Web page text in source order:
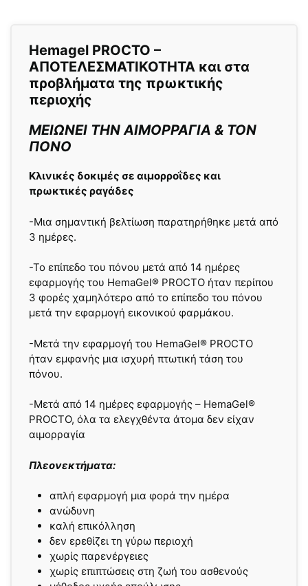
Hemagel PROCTO –
ΑΠΟΤΕΛΕΣΜΑΤΙΚΟΤΗΤΑ και στα
προβλήματα της πρωκτικής
περιοχής
ΜΕΙΩΝΕΙ ΤΗΝ ΑΙΜΟΡΡΑΓΙΑ & ΤΟΝ
ΠΟΝΟ
Κλινικές δοκιμές σε αιμορροΐδες και
πρωκτικές ραγάδες
-Μια σημαντική βελτίωση παρατηρήθηκε μετά από
3 ημέρες.
-Το επίπεδο του πόνου μετά από 14 ημέρες
εφαρμογής του HemaGel® PROCTO ήταν περίπου
3 φορές χαμηλότερο από το επίπεδο του πόνου
μετά την εφαρμογή εικονικού φαρμάκου.
-Μετά την εφαρμογή του HemaGel® PROCTO
ήταν εμφανής μια ισχυρή πτωτική τάση του
πόνου.
-Μετά από 14 ημέρες εφαρμογής – HemaGel®
PROCTO, όλα τα ελεγχθέντα άτομα δεν είχαν
αιμορραγία
Πλεονεκτήματα:
απλή εφαρμογή μια φορά την ημέρα
ανώδυνη
καλή επικόλληση
δεν ερεθίζει τη γύρω περιοχή
χωρίς παρενέργειες
χωρίς επιπτώσεις στη ζωή του ασθενούς